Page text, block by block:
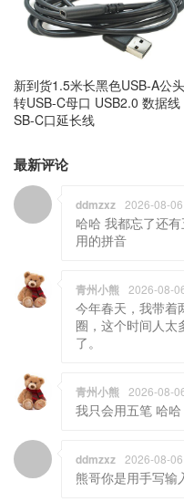
新到货1.5米长黑色USB-A公头
转USB-C母口 USB2.0 数据线
SB-C口延长线
最新评论
ddmzxz 2026-08-
哈哈 我都忘了还
用的拼音
青州小熊 2026-08-
今年春天，我带着
圈，这个时间人太
了。
青州小熊 2026-08-
我只会用五笔 哈哈
ddmzxz 2026-08-
熊哥你是用手写输